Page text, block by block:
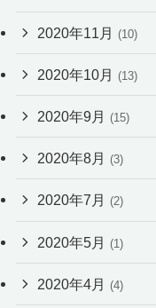
2020年11月 (10)
2020年10月 (13)
2020年9月 (15)
2020年8月 (3)
2020年7月 (2)
2020年5月 (1)
2020年4月 (4)